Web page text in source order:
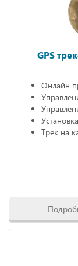
GPS
Онлайн
Трек на